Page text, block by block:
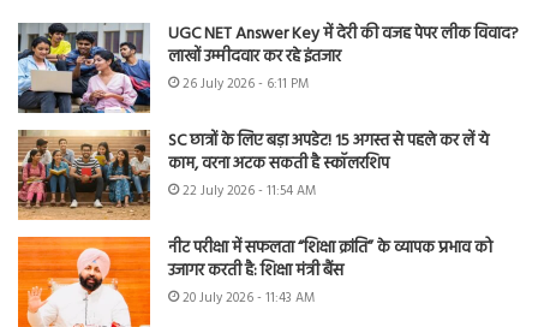
UGC NET Answer Key में देरी की वजह पेपर लीक विवाद?
लाखों उम्मीदवार कर रहे इंतजार
26 July 2026 - 6:11 PM
SC छात्रों के लिए बड़ा अपडेट! 15 अगस्त से पहले कर लें ये
काम, वरना अटक सकती है स्कॉलरशिप
22 July 2026 - 11:54 AM
नीट परीक्षा में सफलता “शिक्षा क्रांति” के व्यापक प्रभाव को
उजागर करती है: शिक्षा मंत्री बैंस
20 July 2026 - 11:43 AM